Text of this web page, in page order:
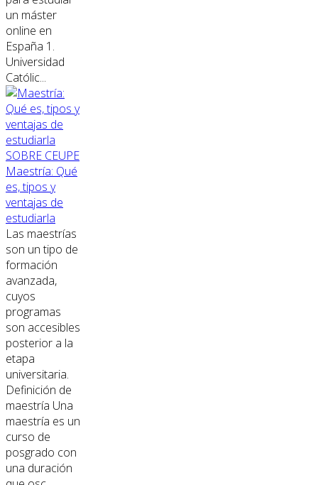
un máster
online en
España 1.
Universidad
Católic...
SOBRE CEUPE
Maestría: Qué
es, tipos y
ventajas de
estudiarla
Las maestrías
son un tipo de
formación
avanzada,
cuyos
programas
son accesibles
posterior a la
etapa
universitaria.
Definición de
maestría Una
maestría es un
curso de
posgrado con
una duración